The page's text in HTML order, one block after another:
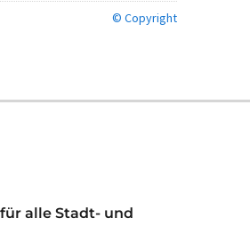
© Copyright
alle Stadt- und